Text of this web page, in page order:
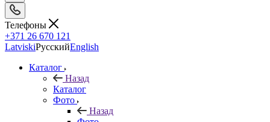
Телефоны
+371 26 670 121
LatviskiРусскийEnglish
Каталог
Назад
Каталог
Фото
Назад